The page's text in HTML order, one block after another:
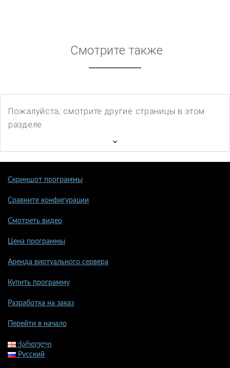
Смотрите также
Пожалуйста, смотрите другие страницы в этом
разделе
Скриншот программы
Сравните конфигурации
Смотреть видео
Цена программы
Аренда виртуального сервера
Купить программу
Разработка на заказ
Перейти в начало
ქართული
Русский